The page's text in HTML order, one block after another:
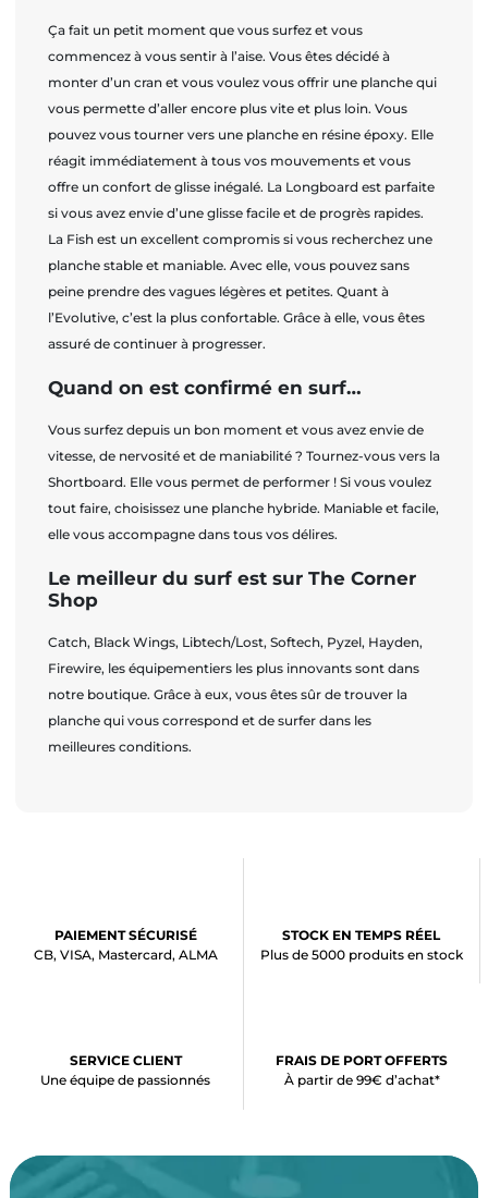
Ça fait un petit moment que vous surfez et vous
commencez à vous sentir à l’aise. Vous êtes décidé à
monter d’un cran et vous voulez vous offrir une planche qui
vous permette d’aller encore plus vite et plus loin. Vous
pouvez vous tourner vers une planche en résine époxy. Elle
réagit immédiatement à tous vos mouvements et vous
offre un confort de glisse inégalé. La Longboard est parfaite
si vous avez envie d’une glisse facile et de progrès rapides.
La Fish est un excellent compromis si vous recherchez une
planche stable et maniable. Avec elle, vous pouvez sans
peine prendre des vagues légères et petites. Quant à
l’Evolutive, c’est la plus confortable. Grâce à elle, vous êtes
assuré de continuer à progresser.
Quand on est confirmé en surf…
Vous surfez depuis un bon moment et vous avez envie de
vitesse, de nervosité et de maniabilité ? Tournez-vous vers la
Shortboard. Elle vous permet de performer ! Si vous voulez
tout faire, choisissez une planche hybride. Maniable et facile,
elle vous accompagne dans tous vos délires.
Le meilleur du surf est sur The Corner
Shop
Catch, Black Wings, Libtech/Lost, Softech, Pyzel, Hayden,
Firewire, les équipementiers les plus innovants sont dans
notre boutique. Grâce à eux, vous êtes sûr de trouver la
planche qui vous correspond et de surfer dans les
meilleures conditions.
PAIEMENT SÉCURISÉ
CB, VISA, Mastercard, ALMA
STOCK EN TEMPS RÉEL
Plus de 5000 produits en stock
SERVICE CLIENT
Une équipe de passionnés
FRAIS DE PORT OFFERTS
À partir de 99€ d’achat*